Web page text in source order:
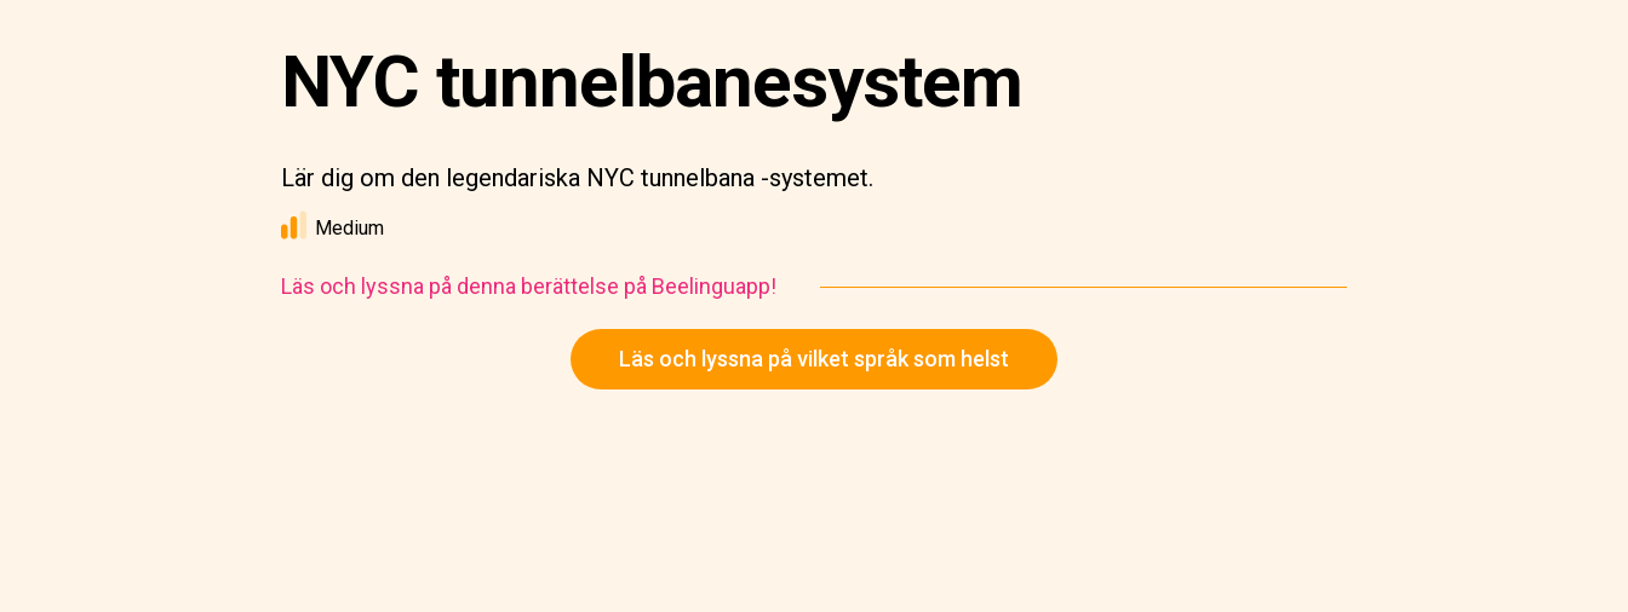
NYC tunnelbanesystem
Lär dig om den legendariska NYC tunnelbana -systemet.
Medium
Läs och lyssna på denna berättelse på Beelinguapp!
Läs och lyssna på vilket språk som helst